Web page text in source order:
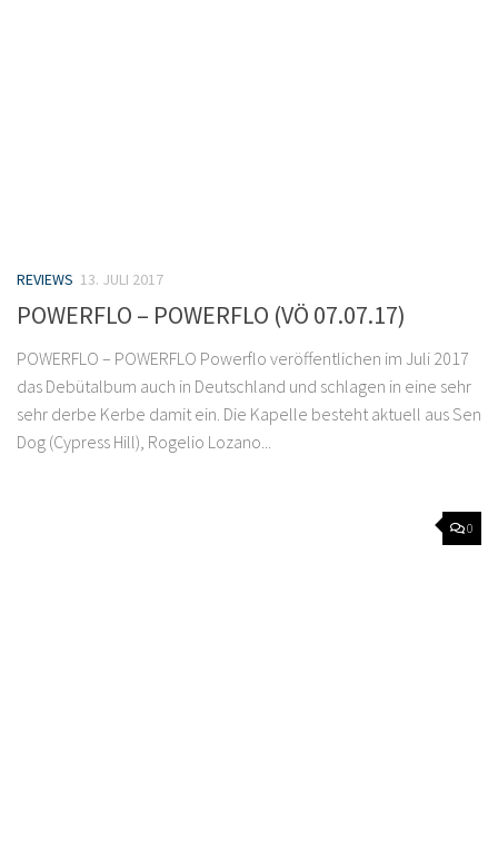
REVIEWS 13. JULI 2017
POWERFLO – POWERFLO (VÖ 07.07.17)
POWERFLO – POWERFLO Powerflo veröffentlichen im Juli 2017
das Debütalbum auch in Deutschland und schlagen in eine sehr
sehr derbe Kerbe damit ein. Die Kapelle besteht aktuell aus Sen
Dog (Cypress Hill), Rogelio Lozano...
0